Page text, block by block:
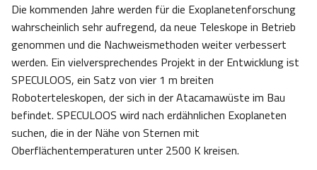
Die kommenden Jahre werden für die Exoplanetenforschung
wahrscheinlich sehr aufregend, da neue Teleskope in Betrieb
genommen und die Nachweismethoden weiter verbessert
werden. Ein vielversprechendes Projekt in der Entwicklung ist
SPECULOOS, ein Satz von vier 1 m breiten
Roboterteleskopen, der sich in der Atacamawüste im Bau
befindet. SPECULOOS wird nach erdähnlichen Exoplaneten
suchen, die in der Nähe von Sternen mit
Oberflächentemperaturen unter 2500 K kreisen.